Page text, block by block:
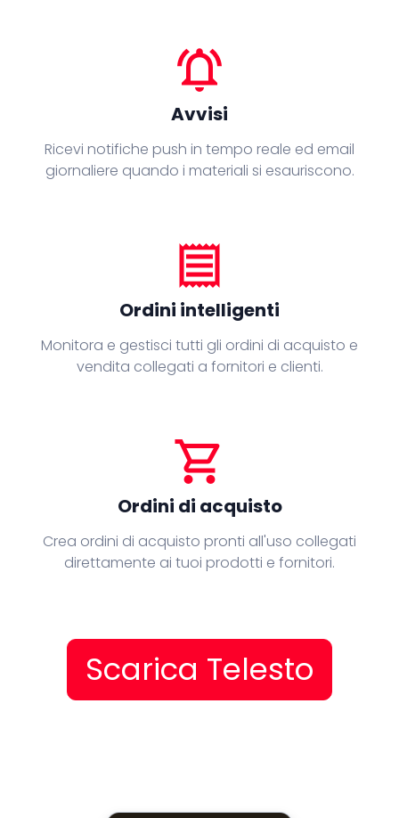
notifications_active
Avvisi
Ricevi notifiche push in tempo reale ed email
giornaliere quando i materiali si esauriscono.
receipt
Ordini intelligenti
Monitora e gestisci tutti gli ordini di acquisto e
vendita collegati a fornitori e clienti.
shopping_cart
Ordini di acquisto
Crea ordini di acquisto pronti all'uso collegati
direttamente ai tuoi prodotti e fornitori.
Scarica Telesto